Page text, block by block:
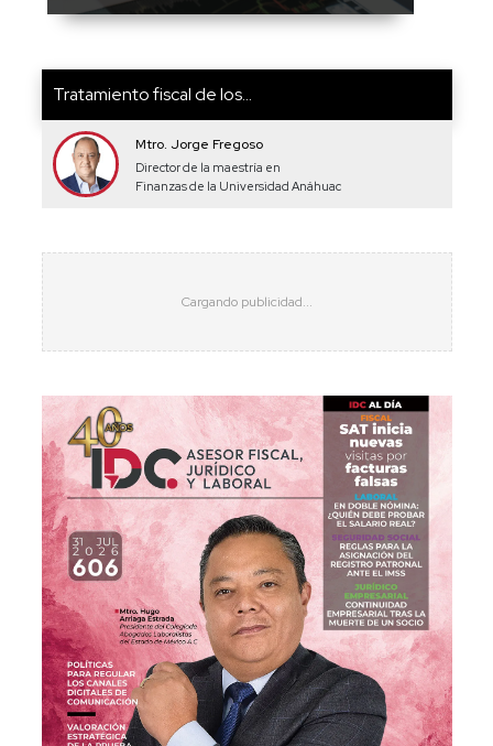
Tratamiento fiscal de los...
Mtro. Jorge Fregoso
Director de la maestría en
Finanzas de la Universidad Anáhuac